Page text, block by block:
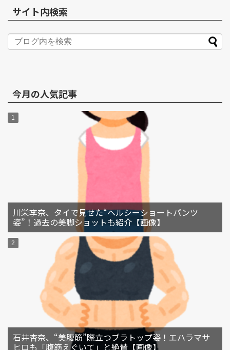
サイト内検索
今月の人気記事
川栄李奈、タイで見せた“ヘルシーショートパンツ
姿”！過去の美脚ショットも紹介【画像】
石井杏奈、“美腹筋”際立つブラトップ姿！エハラマサ
ヒロも「腹筋えぐいて」と絶賛【画像】